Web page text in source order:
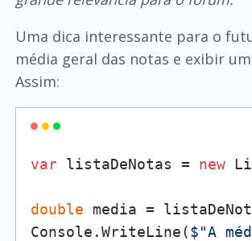
Uma dica interessante para o
média geral das notas e exibir
Assim:
var listaDeNotas = new
double media =
Console.WriteLine($"A